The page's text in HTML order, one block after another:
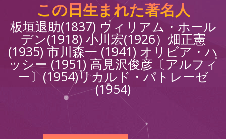
この日生まれた著名人
板垣退助(1837) ウィリアム・ホール
デン(1918) 小川宏(1926）畑正憲
(1935) 市川森一 (1941) オリビア・ハ
ッシー (1951) 高見沢俊彦〔アルフィ
ー〕(1954)リカルド・パトレーゼ
(1954)